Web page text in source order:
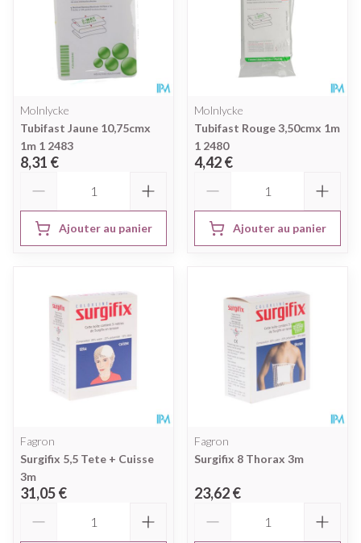
Molnlycke
Tubifast Jaune 10,75cmx
1m 1 2483
8,31 €
Ajouter au panier
Molnlycke
Tubifast Rouge 3,50cmx 1m
1 2480
4,42 €
Ajouter au panier
Fagron
Surgifix 5,5 Tete + Cuisse
3m
31,05 €
Fagron
Surgifix 8 Thorax 3m
23,62 €